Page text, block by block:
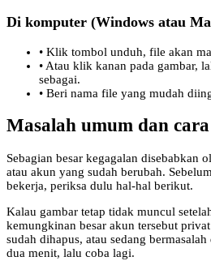
Di komputer (Windows atau
• Klik tombol unduh, file akan
• Atau klik kanan pada gambar,
sebagai.
• Beri nama file yang mudah
Masalah umum dan
Sebagian besar kegagalan disebabkan
atau akun yang sudah berubah.
bekerja, periksa dulu hal-hal berikut.
Kalau gambar tetap tidak muncul
kemungkinan besar akun tersebut
sudah dihapus, atau sedang
dua menit, lalu coba lagi.